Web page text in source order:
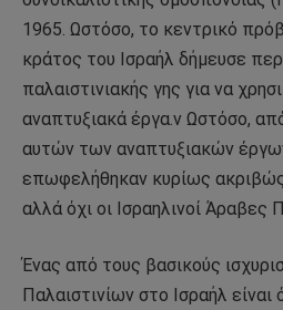
1965. Ωστόσο, το κεντρικό
κράτος του Ισραήλ δήμευσε
παλαιστινιακής γης για να
αναπτυξιακά έργα.v Ωστόσο,
αυτών των αναπτυξιακών
επωφελήθηκαν κυρίως ακριβώς
αλλά όχι οι Ισραηλινοί Άραβες
Ένας από τους βασικούς
Παλαιστινίων στο Ισραήλ είναι